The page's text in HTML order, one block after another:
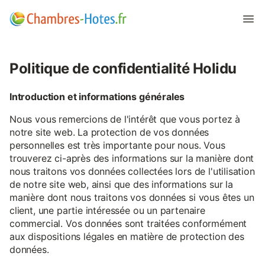
Politique de confidentialité Holidu
Introduction et informations générales
Nous vous remercions de l'intérêt que vous portez à
notre site web. La protection de vos données
personnelles est très importante pour nous. Vous
trouverez ci-après des informations sur la manière dont
nous traitons vos données collectées lors de l'utilisation
de notre site web, ainsi que des informations sur la
manière dont nous traitons vos données si vous êtes un
client, une partie intéressée ou un partenaire
commercial. Vos données sont traitées conformément
aux dispositions légales en matière de protection des
données.